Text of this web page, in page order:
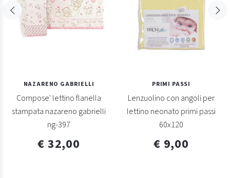
NAZARENO GABRIELLI
Compose' lettino flanella
stampata nazareno gabrielli
ng-397
€ 32,00
PRIMI PASSI
Lenzuolino con angoli per
lettino neonato primi passi
60x120
€ 9,00